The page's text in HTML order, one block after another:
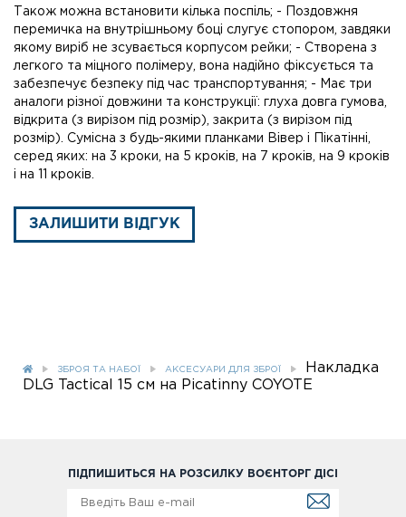
Також можна встановити кілька поспіль; - Поздовжня
перемичка на внутрішньому боці слугує стопором, завдяки
якому виріб не зсувається корпусом рейки; - Створена з
легкого та міцного полімеру, вона надійно фіксується та
забезпечує безпеку під час транспортування; - Має три
аналоги різної довжини та конструкції: глуха довга гумова,
відкрита (з вирізом під розмір), закрита (з вирізом під
розмір). Сумісна з будь-якими планками Вівер і Пікатінні,
серед яких: на 3 кроки, на 5 кроків, на 7 кроків, на 9 кроків
і на 11 кроків.
ЗАЛИШИТИ ВІДГУК
ЗБРОЯ ТА НАБОЇ АКСЕСУАРИ ДЛЯ ЗБРОЇ
Накладка
DLG Tactical 15 см на Picatinny COYOTE
ПІДПИШИТЬСЯ НА РОЗСИЛКУ ВОЄНТОРГ ДІСІ